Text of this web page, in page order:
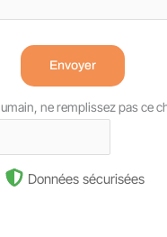
Envoyer
ne remplissez pas ce
Données sécurisées